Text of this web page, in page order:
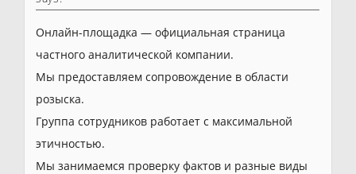
Онлайн-площадка — официальная страница
частного аналитической компании.
Мы предоставляем сопровождение в области
розыска.
Группа сотрудников работает с максимальной
этичностью.
Мы занимаемся проверку фактов и разные виды